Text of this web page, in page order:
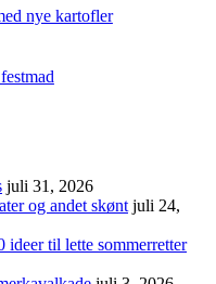
nye kartofler
juli 31, 2026
og andet skønt juli 24,
ideer til lette sommerretter